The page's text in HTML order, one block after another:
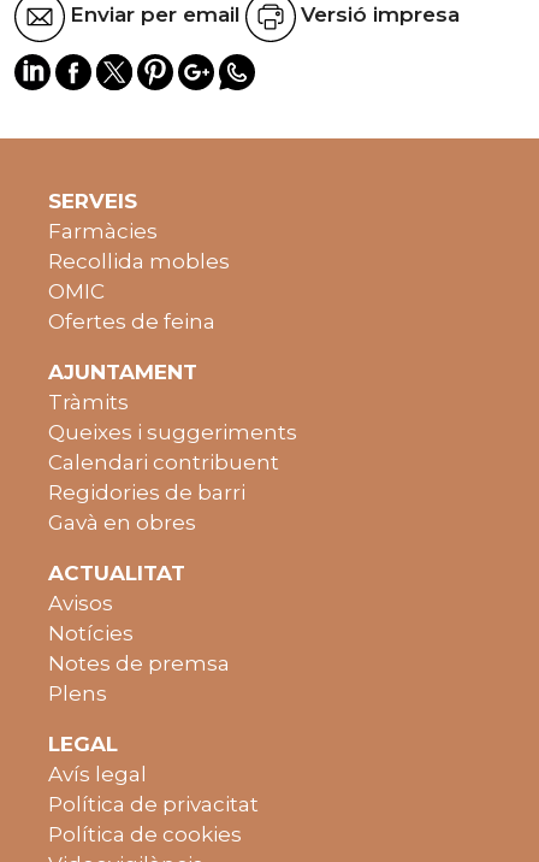
Enviar per email Versió impresa
SERVEIS
Farmàcies
Recollida mobles
OMIC
Ofertes de feina
AJUNTAMENT
Tràmits
Queixes i suggeriments
Calendari contribuent
Regidories de barri
Gavà en obres
ACTUALITAT
Avisos
Notícies
Notes de premsa
Plens
LEGAL
Avís legal
Política de privacitat
Política de cookies